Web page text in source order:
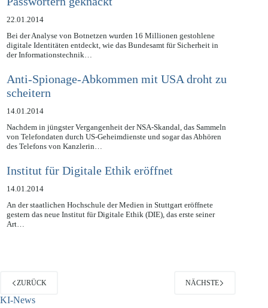
Passwörtern geknackt
22.01.2014
Bei der Analyse von Botnetzen wurden 16 Millionen gestohlene
digitale Identitäten entdeckt, wie das Bundesamt für Sicherheit in
Anti-Spionage-Abkommen mit USA droht zu
scheitern
14.01.2014
Nachdem in jüngster Vergangenheit der NSA-Skandal, das Sammeln
von Telefondaten durch US-Geheimdienste und sogar das Abhören
Institut für Digitale Ethik eröffnet
14.01.2014
An der staatlichen Hochschule der Medien in Stuttgart eröffnete
gestern das neue Institut für Digitale Ethik (DIE), das erste seiner
ZURÜCK